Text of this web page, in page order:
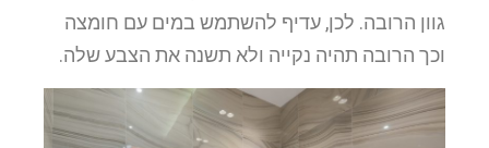
גוון הרובה. לכן, עדיף להשתמש במים עם חומצה
וכך הרובה תהיה נקייה ולא תשנה את הצבע שלה.